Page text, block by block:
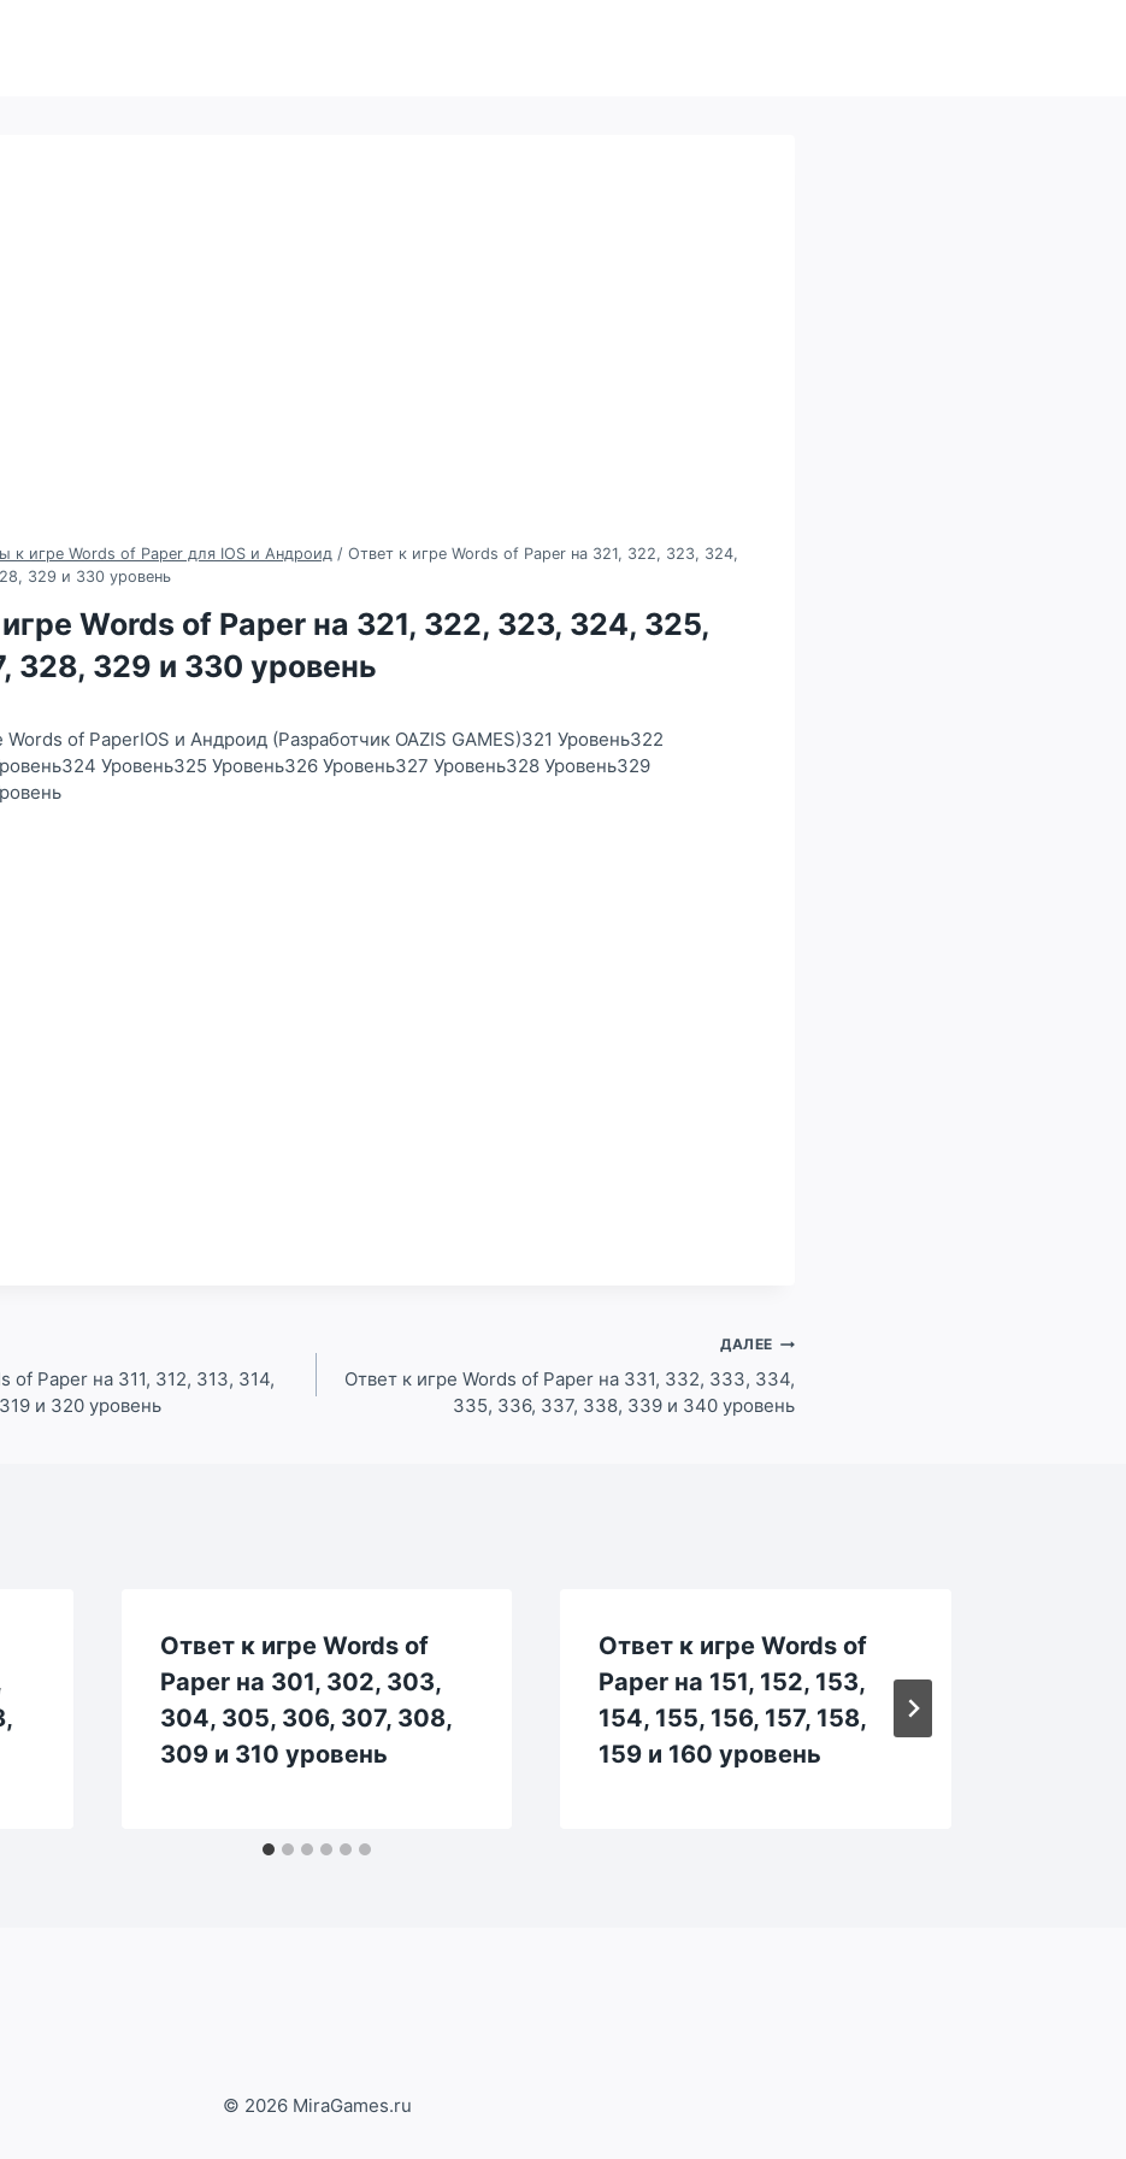
к игре Words of Paper для IOS и Андроид / Ответ к игре Words of Paper на 321, 322, 323, 324,
329 и 330 уровень
Words of Paper на 321, 322, 323, 324, 325,
328, 329 и 330 уровень
Words of PaperIOS и Андроид (Разработчик OAZIS GAMES)321 Уровень322
Уровень325 Уровень326 Уровень327 Уровень328 Уровень329
of Paper на 311, 312, 313, 314,
и 320 уровень
ДАЛЕЕ
Ответ к игре Words of Paper на 331, 332, 333, 334,
335, 336, 337, 338, 339 и 340 уровень
Ответ к игре Words of
Paper на 301, 302, 303,
304, 305, 306, 307, 308,
309 и 310 уровень
Ответ к игре Words of
Paper на 151, 152, 153,
154, 155, 156, 157, 158,
159 и 160 уровень
© 2026 MiraGames.ru